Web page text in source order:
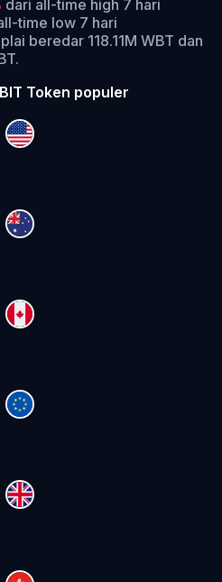
dari all-time high 7 hari
time low 7 hari
beredar 118.11M WBT dan
Token populer